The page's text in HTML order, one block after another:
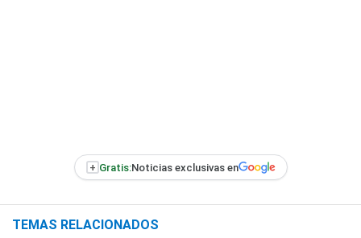
+ Gratis:Noticias exclusivas en
TEMAS RELACIONADOS